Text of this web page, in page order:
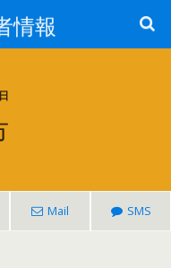
情報
Mail SMS